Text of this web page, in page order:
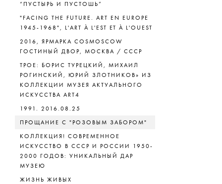
“ПУСТЫРЬ И ПУСТОШЬ”
"FACING THE FUTURE. ART EN EUROPE
1945-1968", L'ART À L'EST ET À L'OUEST
2016, ЯРМАРКА COSMOSCOW
ГОСТИНЫЙ ДВОР, МОСКВА / СССР
ТРОЕ: БОРИС ТУРЕЦКИЙ, МИХАИЛ
РОГИНСКИЙ, ЮРИЙ ЗЛОТНИКОВ» ИЗ
КОЛЛЕКЦИИ МУЗЕЯ АКТУАЛЬНОГО
ИСКУССТВА ART4
1991. 2016.08.25
ПРОЩАНИЕ С "РОЗОВЫМ ЗАБОРОМ"
КОЛЛЕКЦИЯ! СОВРЕМЕННОЕ
ИСКУССТВО В СССР И РОССИИ 1950-
2000 ГОДОВ: УНИКАЛЬНЫЙ ДАР
МУЗЕЮ
ЖИЗНЬ ЖИВЫХ